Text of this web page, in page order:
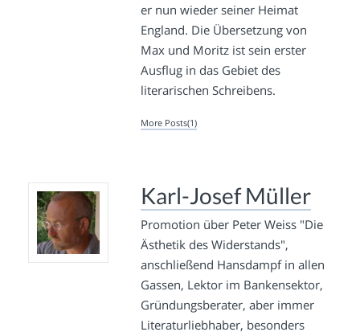
er nun wieder seiner Heimat
England. Die Übersetzung von
Max und Moritz ist sein erster
Ausflug in das Gebiet des
literarischen Schreibens.
More Posts(1)
Karl-Josef Müller
Promotion über Peter Weiss "Die
Ästhetik des Widerstands",
anschließend Hansdampf in allen
Gassen, Lektor im Bankensektor,
Gründungsberater, aber immer
Literaturliebhaber, besonders